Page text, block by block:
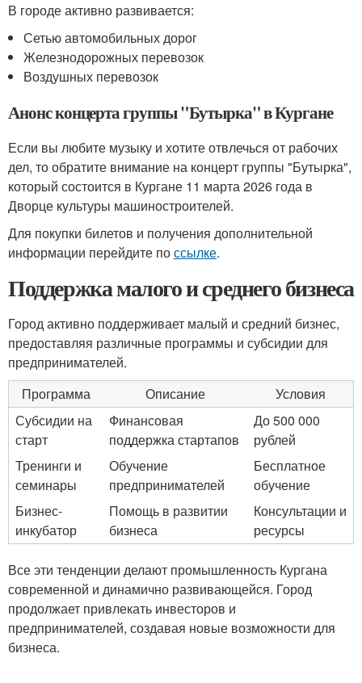
В городе активно развивается:
Сетью автомобильных дорог
Железнодорожных перевозок
Воздушных перевозок
Анонс концерта группы "Бутырка" в Кургане
Если вы любите музыку и хотите отвлечься от рабочих
дел, то обратите внимание на концерт группы "Бутырка",
который состоится в Кургане 11 марта 2026 года в
Дворце культуры машиностроителей.
Для покупки билетов и получения дополнительной
информации перейдите поссылке.
Поддержка малого и среднего бизнеса
Город активно поддерживает малый и средний бизнес,
предоставляя различные программы и субсидии для
предпринимателей.
Программа
Описание
Условия
Субсидии на
старт
Финансовая
поддержка стартапов
До 500 000
рублей
Тренинги и
семинары
Обучение
предпринимателей
Бесплатное
обучение
Бизнес-
инкубатор
Помощь в развитии
бизнеса
Консультации и
ресурсы
Все эти тенденции делают промышленность Кургана
современной и динамично развивающейся. Город
продолжает привлекать инвесторов и
предпринимателей, создавая новые возможности для
бизнеса.